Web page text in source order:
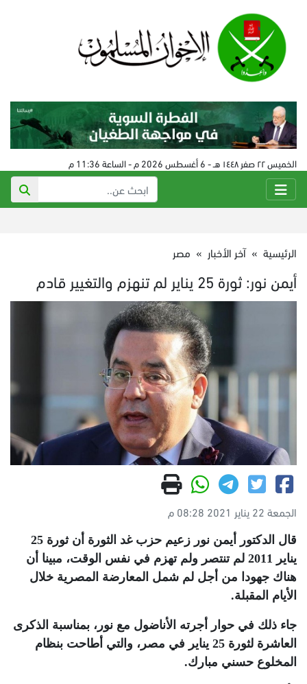
الخميس ٢٢ صفر ١٤٤٨ هـ - 6 أغسطس 2026 م - الساعة 11:36 م
الرئيسية » آخر الأخبار » مصر
أيمن نور: ثورة 25 يناير لم تنهزم والتغيير قادم
الجمعة 22 يناير 2021 08:28 م
قال الدكتور أيمن نور زعيم حزب غد الثورة أن ثورة 25
يناير 2011 لم تنتصر ولم تهزم في نفس الوقت، مبينا أن
هناك جهودا من أجل لم شمل المعارضة المصرية خلال
الأيام المقبلة.
جاء ذلك في حوار أجرته الأناضول مع نور، بمناسبة الذكرى
العاشرة لثورة 25 يناير في مصر، والتي أطاحت بنظام
المخلوع حسني مبارك.